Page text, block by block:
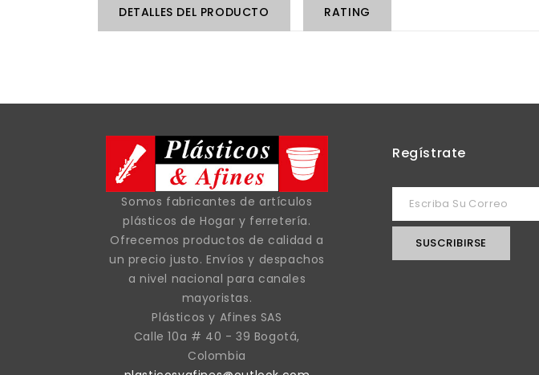
DETALLES DEL PRODUCTO RATING
Somos fabricantes de artículos
plásticos de Hogar y ferretería.
Ofrecemos productos de calidad a
un precio justo. Envíos y despachos
a nivel nacional para canales
mayoristas.
Plásticos y Afines SAS
Calle 10a # 40 - 39 Bogotá,
Colombia
Regístrate